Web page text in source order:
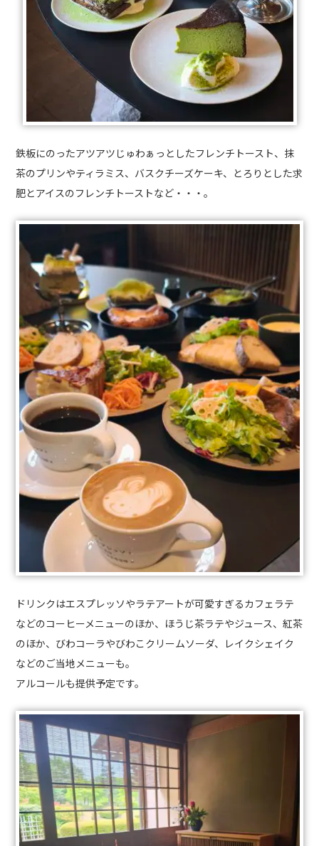
鉄板にのったアツアツじゅわぁっとしたフレンチトースト、抹
茶のプリンやティラミス、バスクチーズケーキ、とろりとした求
肥とアイスのフレンチトーストなど・・・。
ドリンクはエスプレッソやラテアートが可愛すぎるカフェラテ
などのコーヒーメニューのほか、ほうじ茶ラテやジュース、紅茶
のほか、びわコーラやびわこクリームソーダ、レイクシェイク
などのご当地メニューも。
アルコールも提供予定です。